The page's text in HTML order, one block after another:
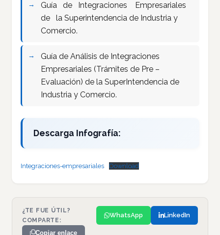
Guía de Integraciones Empresariales
de la Superintendencia de Industria y
Comercio.
Guía de Análisis de Integraciones
Empresariales (Trámites de Pre –
Evaluación) de la SuperIntendencia de
Industria y Comercio.
Descarga Infografía:
Integraciones-empresariales Download
¿TE FUE ÚTIL?
COMPARTE:
WhatsApp LinkedIn
Copiar enlace